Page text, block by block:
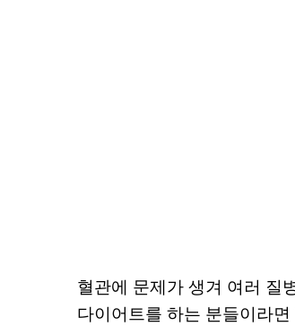
혈관에 문제가 생겨 여러 질
다이어트를 하는 분들이라면